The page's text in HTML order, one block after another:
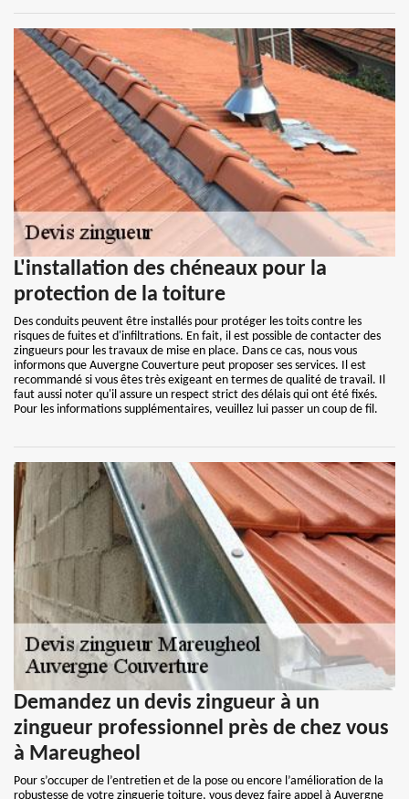
L'installation des chéneaux pour la
protection de la toiture
Des conduits peuvent être installés pour protéger les toits contre les
risques de fuites et d'infiltrations. En fait, il est possible de contacter des
zingueurs pour les travaux de mise en place. Dans ce cas, nous vous
informons que Auvergne Couverture peut proposer ses services. Il est
recommandé si vous êtes très exigeant en termes de qualité de travail. Il
faut aussi noter qu'il assure un respect strict des délais qui ont été fixés.
Pour les informations supplémentaires, veuillez lui passer un coup de fil.
Demandez un devis zingueur à un
zingueur professionnel près de chez vous
à Mareugheol
Pour s’occuper de l’entretien et de la pose ou encore l’amélioration de la
robustesse de votre zinguerie toiture, vous devez faire appel à Auvergne